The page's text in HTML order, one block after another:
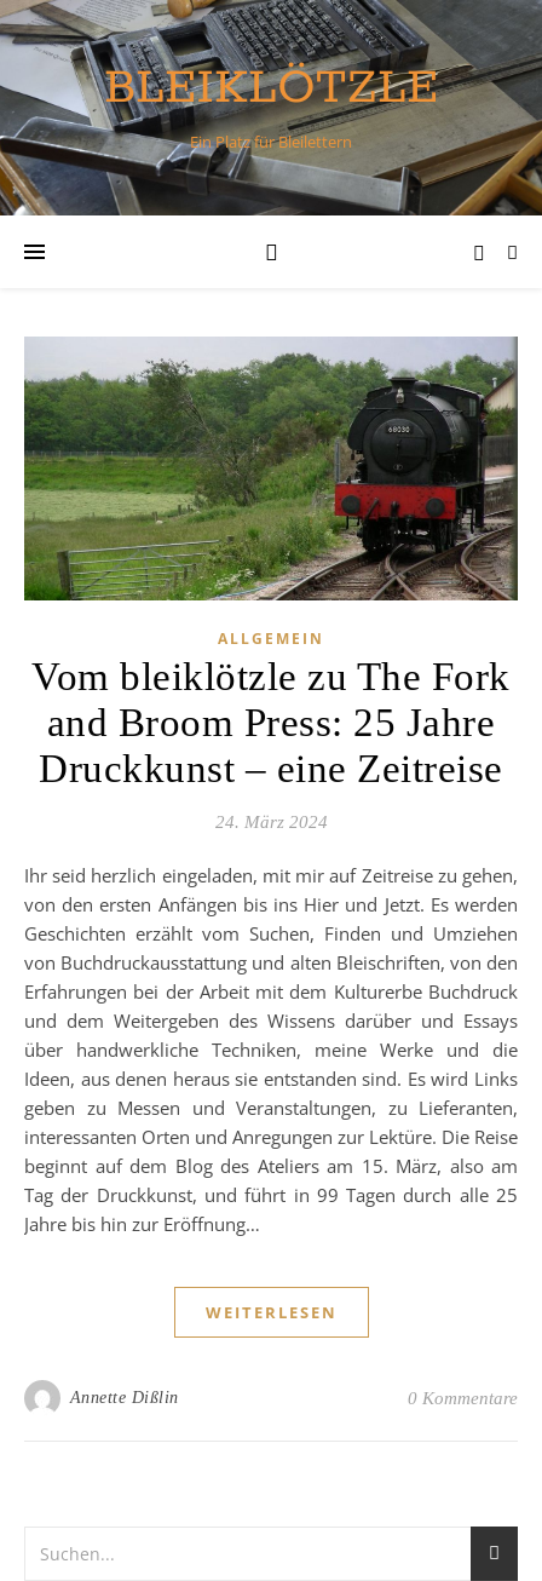
BLEIKLÖTZLE
Ein Platz für Bleilettern
ALLGEMEIN
Vom bleiklötzle zu The Fork
and Broom Press: 25 Jahre
Druckkunst – eine Zeitreise
24. März 2024
Ihr seid herzlich eingeladen, mit mir auf Zeitreise zu gehen,
von den ersten Anfängen bis ins Hier und Jetzt. Es werden
Geschichten erzählt vom Suchen, Finden und Umziehen
von Buchdruckausstattung und alten Bleischriften, von den
Erfahrungen bei der Arbeit mit dem Kulturerbe Buchdruck
und dem Weitergeben des Wissens darüber und Essays
über handwerkliche Techniken, meine Werke und die
Ideen, aus denen heraus sie entstanden sind. Es wird Links
geben zu Messen und Veranstaltungen, zu Lieferanten,
interessanten Orten und Anregungen zur Lektüre. Die Reise
beginnt auf dem Blog des Ateliers am 15. März, also am
Tag der Druckkunst, und führt in 99 Tagen durch alle 25
Jahre bis hin zur Eröffnung…
WEITERLESEN
Annette Dißlin 0 Kommentare